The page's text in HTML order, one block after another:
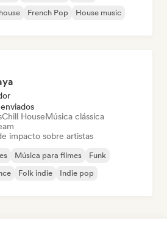
French Pop House music
Chill HouseMúsica clássica
impacto sobre artistas
Música para filmes
Funk
Folk indie Indie pop